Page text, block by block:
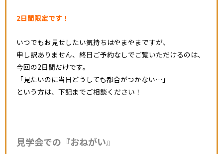
2日間限定です ！
いつでもお見せしたい気持ちはやまやまですが、
申し訳ありません、終日ご予約なしでご覧いただけるのは、
今回の2日間だけです。
「見たいのに当日どうしても都合がつかない…」
という方は、下記までご相談ください！
見学会での『おねがい』